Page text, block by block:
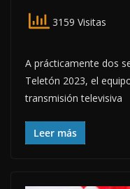
3159 Visitas
A prácticamente dos
Teletón 2023, el
transmisión televisiva
Leer más